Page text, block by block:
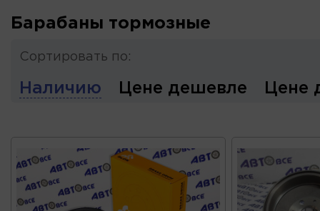
Барабаны тормозные
Сортировать по:
Наличию Цене дешевле Цене